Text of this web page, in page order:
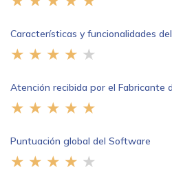
Características y funcionalidades
Atención recibida por el Fabricante
Puntuación global del Software